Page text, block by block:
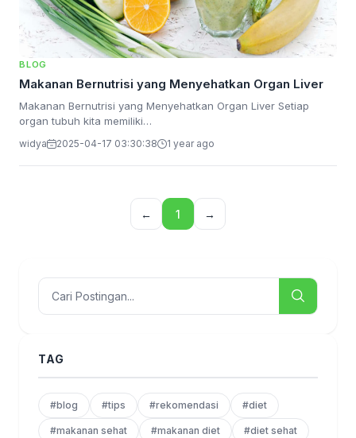
BLOG
Makanan Bernutrisi yang Menyehatkan Organ Liver
Makanan Bernutrisi yang Menyehatkan Organ Liver Setiap
organ tubuh kita memiliki…
widya 2025-04-17 03:30:38 1 year ago
← 1 →
TAG
#blog #tips #rekomendasi #diet
#makanan sehat #makanan diet #diet sehat